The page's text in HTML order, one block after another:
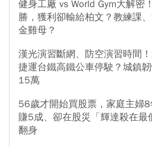
健身工廠 vs World Gym大解密
勝，獲利卻輸給柏文？教練課
金雞母？
漢光演習斷網、防空演習時間
捷運台鐵高鐵公車停駛？城鎮
15萬
56歲才開始買股票，家庭主婦
賺5成、卻在股災「輝達殺在
翻身